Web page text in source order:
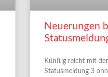
Neuerungen
Künftig reicht mit
Statusmeldung 3